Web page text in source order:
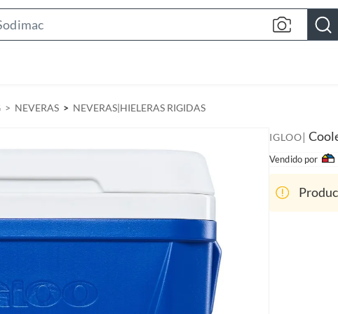
h
a
NEVERAS NEVERAS|HIELERAS RIGIDAS
IGLOO|
Vendido por